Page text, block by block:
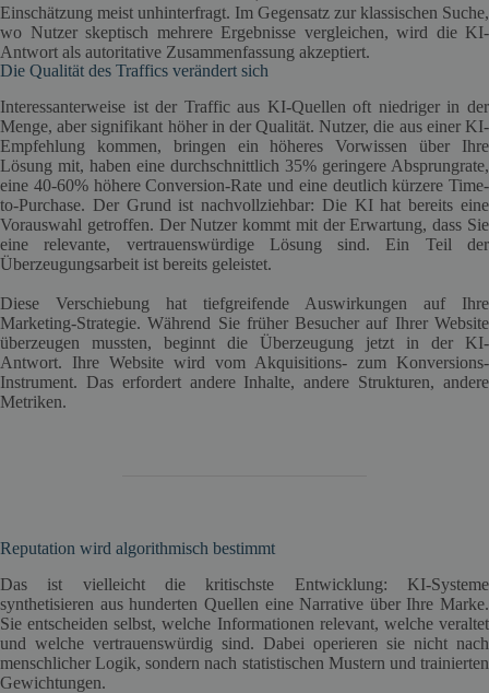
Einschätzung meist unhinterfragt. Im Gegensatz zur klassischen Suche,
wo Nutzer skeptisch mehrere Ergebnisse vergleichen, wird die KI-
Antwort als autoritative Zusammenfassung akzeptiert.
Die Qualität des Traffics verändert sich
Interessanterweise ist der Traffic aus KI-Quellen oft niedriger in der
Menge, aber signifikant höher in der Qualität. Nutzer, die aus einer KI-
Empfehlung kommen, bringen ein höheres Vorwissen über Ihre
Lösung mit, haben eine durchschnittlich 35% geringere Absprungrate,
eine 40-60% höhere Conversion-Rate und eine deutlich kürzere Time-
to-Purchase. Der Grund ist nachvollziehbar: Die KI hat bereits eine
Vorauswahl getroffen. Der Nutzer kommt mit der Erwartung, dass Sie
eine relevante, vertrauenswürdige Lösung sind. Ein Teil der
Überzeugungsarbeit ist bereits geleistet.
Diese Verschiebung hat tiefgreifende Auswirkungen auf Ihre
Marketing-Strategie. Während Sie früher Besucher auf Ihrer Website
überzeugen mussten, beginnt die Überzeugung jetzt in der KI-
Antwort. Ihre Website wird vom Akquisitions- zum Konversions-
Instrument. Das erfordert andere Inhalte, andere Strukturen, andere
Metriken.
Reputation wird algorithmisch bestimmt
Das ist vielleicht die kritischste Entwicklung: KI-Systeme
synthetisieren aus hunderten Quellen eine Narrative über Ihre Marke.
Sie entscheiden selbst, welche Informationen relevant, welche veraltet
und welche vertrauenswürdig sind. Dabei operieren sie nicht nach
menschlicher Logik, sondern nach statistischen Mustern und trainierten
Gewichtungen.